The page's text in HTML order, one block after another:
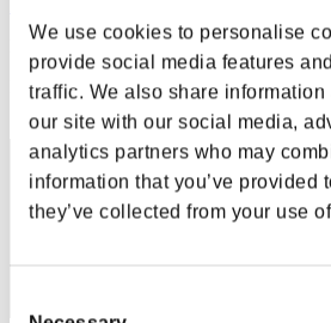
We use cookies to personalise
provide social media features
traffic. We also share
our site with our social media,
analytics partners who may
information that you’ve provided
they’ve collected from your use
Puntos:Lv:1/04'09"95
Posición